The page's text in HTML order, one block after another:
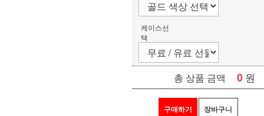
케이스선
택
총 상품 금액 0 원
구매하기 장바구니